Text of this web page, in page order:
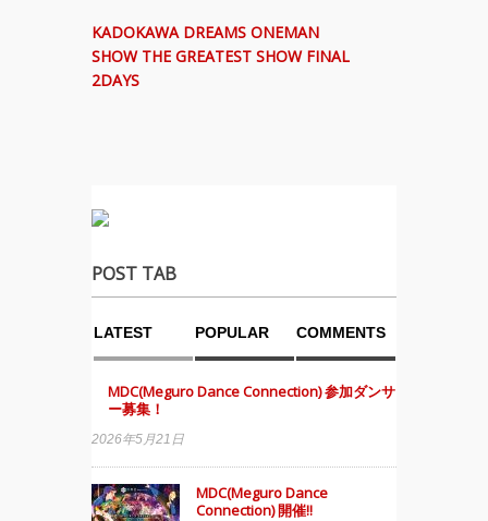
KADOKAWA DREAMS ONEMAN
SHOW THE GREATEST SHOW FINAL
2DAYS
POST TAB
LATEST POPULAR COMMENTS
MDC(Meguro Dance Connection) 参加ダンサ
ー募集！
2026年5月21日
MDC(Meguro Dance
Connection) 開催!!